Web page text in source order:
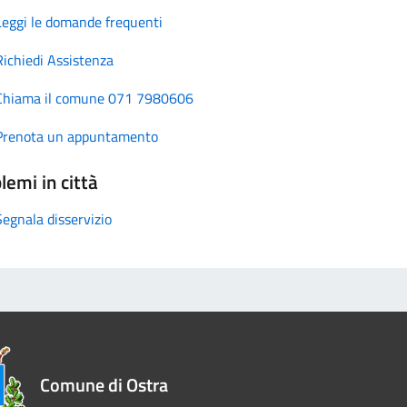
le domande frequenti
Assistenza
il comune 071 7980606
un appuntamento
in città
disservizio
Comune di Ostra